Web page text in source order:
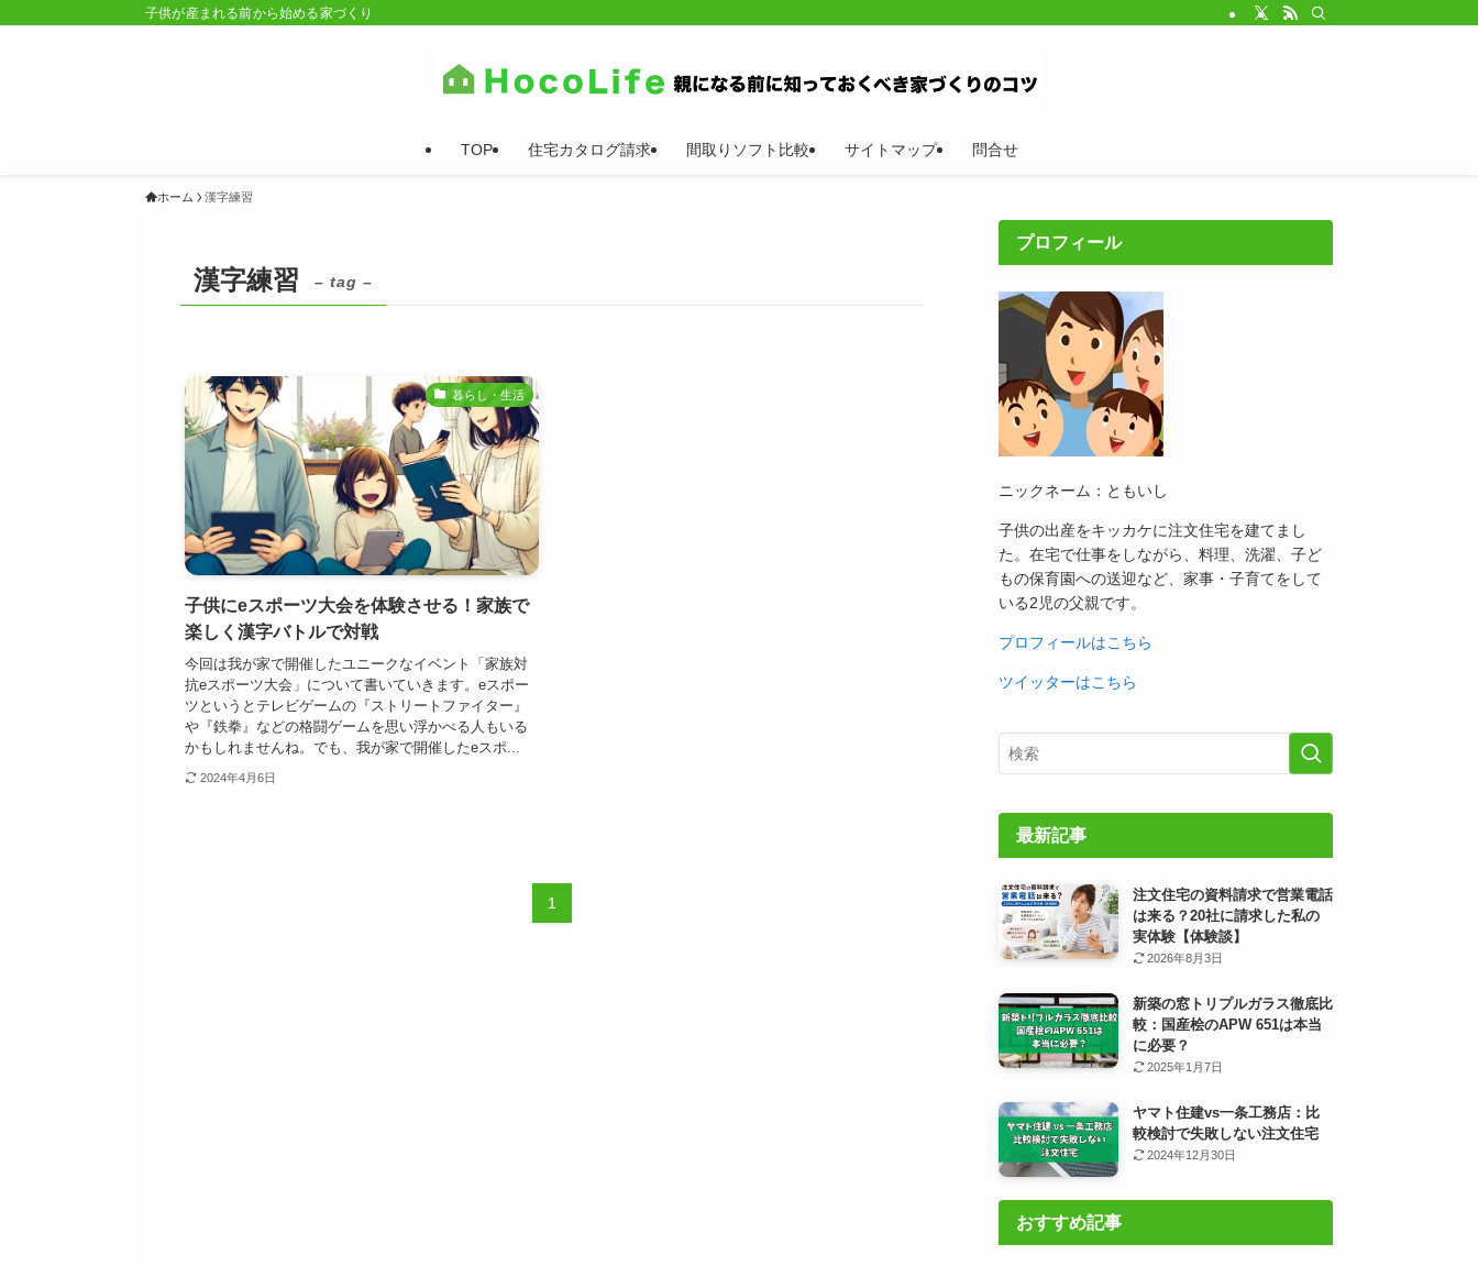
子供が産まれる前から始める家づくり
TOP 住宅カタログ請求 間取りソフト比較 サイトマップ 問合せ
ホーム 漢字練習
漢字練習 – tag –
暮らし・生活
子供にeスポーツ大会を体験させる！家族で
楽しく漢字バトルで対戦
今回は我が家で開催したユニークなイベント「家族対
抗eスポーツ大会」について書いていきます。eスポー
ツというとテレビゲームの『ストリートファイター』
や『鉄拳』などの格闘ゲームを思い浮かべる人もいる
かもしれませんね。でも、我が家で開催したeスポ...
2024年4月6日
1
プロフィール
ニックネーム：ともいし
子供の出産をキッカケに注文住宅を建てまし
た。在宅で仕事をしながら、料理、洗濯、子ど
もの保育園への送迎など、家事・子育てをして
いる2児の父親です。
プロフィールはこちら
ツイッターはこちら
最新記事
注文住宅の資料請求で営業電話
は来る？20社に請求した私の
実体験【体験談】
2026年8月3日
新築の窓トリプルガラス徹底比
較：国産桧のAPW 651は本当
に必要？
2025年1月7日
ヤマト住建vs一条工務店：比
較検討で失敗しない注文住宅
2024年12月30日
おすすめ記事